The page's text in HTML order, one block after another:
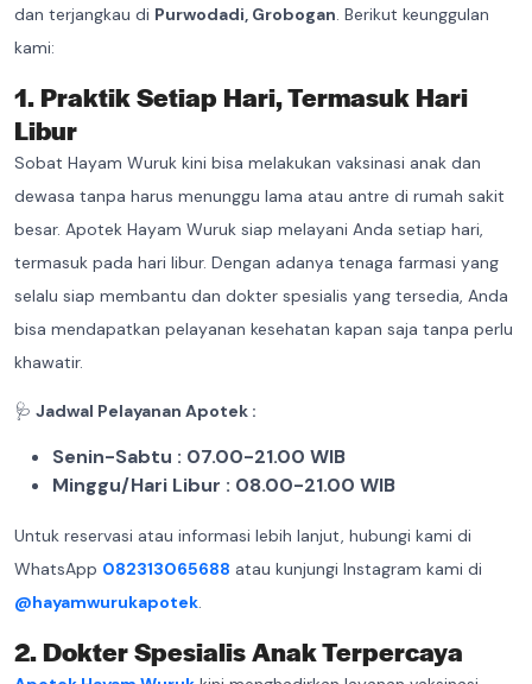
dan terjangkau di Purwodadi, Grobogan . Berikut keunggulan
kami:
1. Praktik Setiap Hari, Termasuk Hari
Libur
Sobat Hayam Wuruk kini bisa melakukan vaksinasi anak dan
dewasa tanpa harus menunggu lama atau antre di rumah sakit
besar. Apotek Hayam Wuruk siap melayani Anda setiap hari,
termasuk pada hari libur. Dengan adanya tenaga farmasi yang
selalu siap membantu dan dokter spesialis yang tersedia, Anda
bisa mendapatkan pelayanan kesehatan kapan saja tanpa perlu
khawatir.
🩺 Jadwal Pelayanan Apotek :
Senin-Sabtu : 07.00-21.00 WIB
Minggu/Hari Libur : 08.00-21.00 WIB
Untuk reservasi atau informasi lebih lanjut, hubungi kami di
WhatsApp 082313065688 atau kunjungi Instagram kami di
@hayamwurukapotek
2. Dokter Spesialis Anak Terpercaya